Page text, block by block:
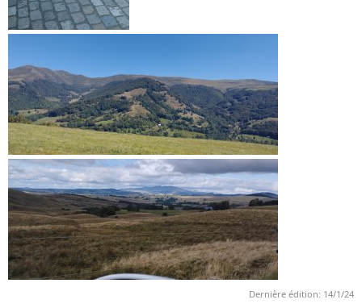
Dernière édition: 14/1/24